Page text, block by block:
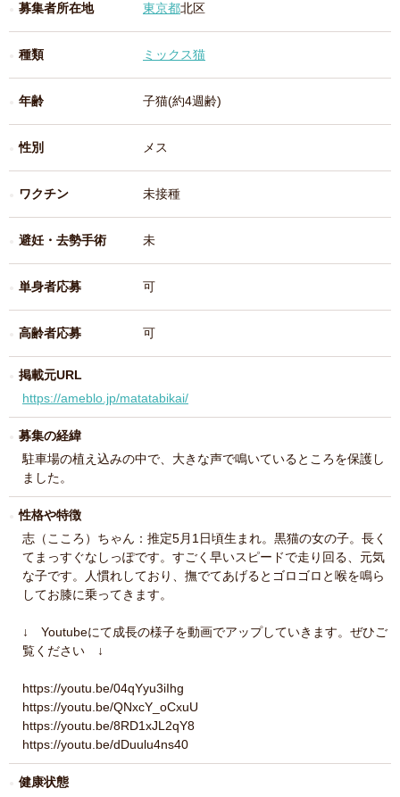
募集者所在地 東京都北区
種類 ミックス猫
年齢 子猫(約4週齢)
性別 メス
ワクチン 未接種
避妊・去勢手術 未
単身者応募 可
高齢者応募 可
掲載元URL
https://ameblo.jp/matatabikai/
募集の経緯
駐車場の植え込みの中で、大きな声で鳴いているところを保護し
ました。
性格や特徴
志（こころ）ちゃん：推定5月1日頃生まれ。黒猫の女の子。長く
てまっすぐなしっぽです。すごく早いスピードで走り回る、元気
な子です。人慣れしており、撫でてあげるとゴロゴロと喉を鳴ら
してお膝に乗ってきます。
↓ Youtubeにて成長の様子を動画でアップしていきます。ぜひご
覧ください ↓
https://youtu.be/04qYyu3iIhg
https://youtu.be/QNxcY_oCxuU
https://youtu.be/8RD1xJL2qY8
https://youtu.be/dDuulu4ns40
健康状態